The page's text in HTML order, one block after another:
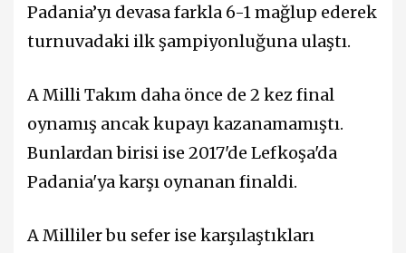
Padania’yı devasa farkla 6-1 mağlup ederek
turnuvadaki ilk şampiyonluğuna ulaştı.
A Milli Takım daha önce de 2 kez final
oynamış ancak kupayı kazanamamıştı.
Bunlardan birisi ise 2017'de Lefkoşa'da
Padania'ya karşı oynanan finaldi.
A Milliler bu sefer ise karşılaştıkları